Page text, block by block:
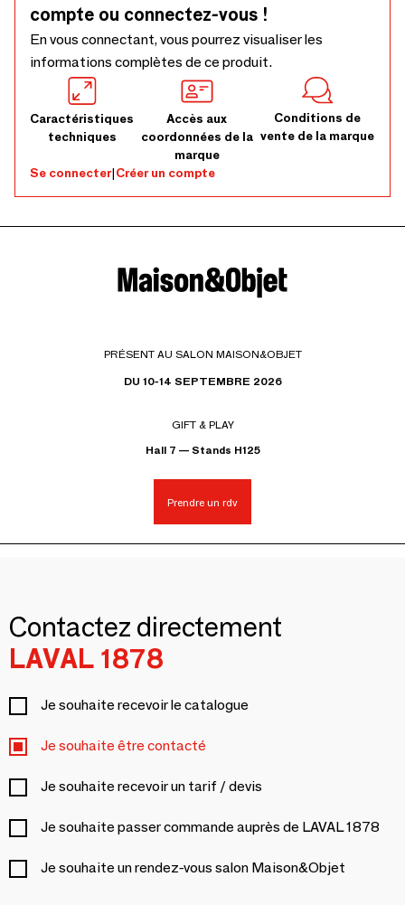
compte ou connectez-vous !
En vous connectant, vous pourrez visualiser les
informations complètes de ce produit.
Caractéristiques
techniques
Accès aux
coordonnées de la
marque
Conditions de
vente de la marque
Se connecter|Créer un compte
PRÉSENT AU SALON MAISON&OBJET
DU 10-14 SEPTEMBRE 2026
GIFT & PLAY
Hall 7 — Stands H125
Prendre un rdv
Contactez directement
LAVAL 1878
Je souhaite recevoir le catalogue
Je souhaite être contacté
Je souhaite recevoir un tarif / devis
Je souhaite passer commande auprès de LAVAL 1878
Je souhaite un rendez-vous salon Maison&Objet